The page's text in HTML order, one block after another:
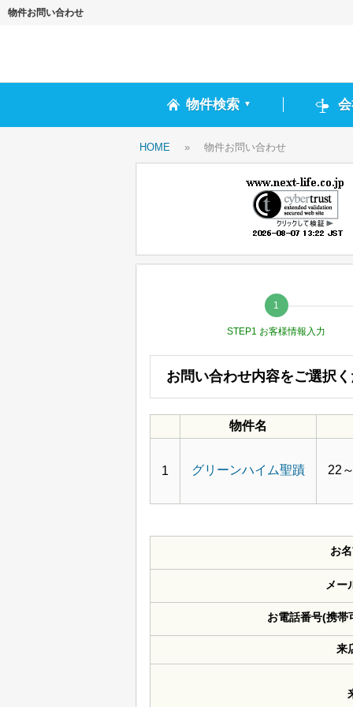
物件お問い合わせ
物件検索 ▼
HOME » 物件お問い合わせ
STEP1 お客様情報入力
お問い合わせ内容をご選択
物件名
1 グリーンハイム聖蹟 22
お
メー
お電話番号(携帯
来